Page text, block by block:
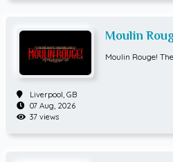
Moulin
Moulin Rouge!
Liverpool, GB
07 Aug, 2026
37 views